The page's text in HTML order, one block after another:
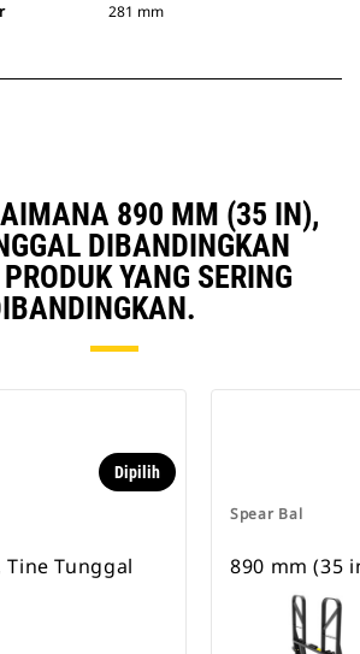
281 mm
890 MM (35 IN),
DIBANDINGKAN
YANG SERING
Dipilih
Tunggal
Spear Bal
890 mm (35